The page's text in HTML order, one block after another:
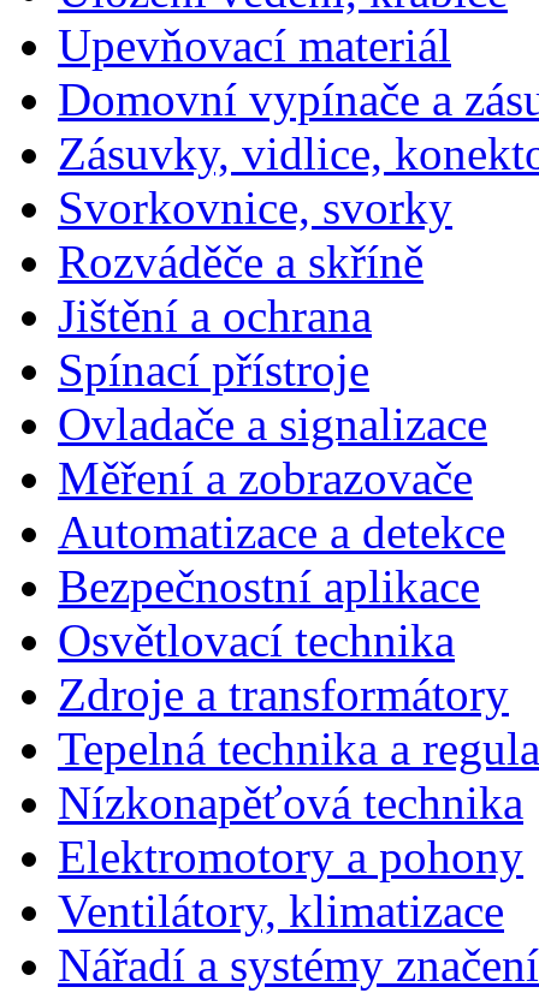
Upevňovací materiál
Domovní vypínače a
Zásuvky, vidlice,
Svorkovnice, svorky
Rozváděče a skříně
Jištění a ochrana
Spínací přístroje
Ovladače a signalizace
Měření a zobrazovače
Automatizace a detekce
Bezpečnostní aplikace
Osvětlovací technika
Zdroje a transformátory
Tepelná technika a
Nízkonapěťová technika
Elektromotory a pohony
Ventilátory, klimatizace
Nářadí a systémy značení